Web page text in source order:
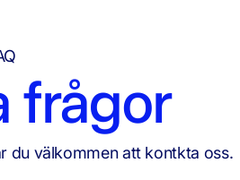
frågor
du välkommen att kontkta oss.